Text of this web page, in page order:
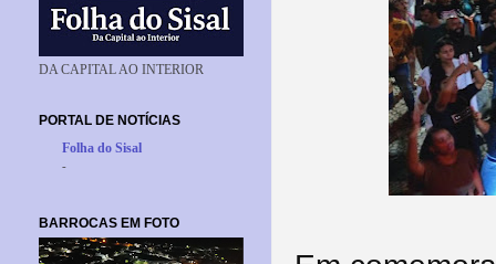
DA CAPITAL AO INTERIOR
PORTAL DE NOTÍCIAS
Folha do Sisal
-
BARROCAS EM FOTO